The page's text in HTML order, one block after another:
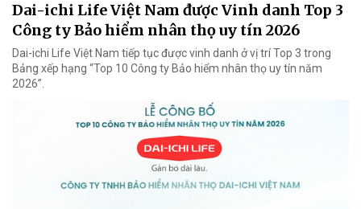
Dai-ichi Life Việt Nam được Vinh danh Top 3
Công ty Bảo hiểm nhân thọ uy tín 2026
Dai-ichi Life Việt Nam tiếp tục được vinh danh ở vị trí Top 3 trong
Bảng xếp hạng “Top 10 Công ty Bảo hiểm nhân thọ uy tín năm
2026”.